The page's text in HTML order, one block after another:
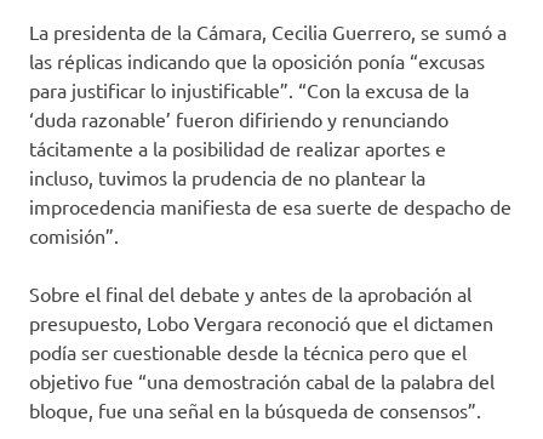
La presidenta de la Cámara, Cecilia Guerrero, se sumó a
las réplicas indicando que la oposición ponía “excusas
para justificar lo injustificable”. “Con la excusa de la
‘duda razonable’ fueron difiriendo y renunciando
tácitamente a la posibilidad de realizar aportes e
incluso, tuvimos la prudencia de no plantear la
improcedencia manifiesta de esa suerte de despacho de
comisión”.
Sobre el final del debate y antes de la aprobación al
presupuesto, Lobo Vergara reconoció que el dictamen
podía ser cuestionable desde la técnica pero que el
objetivo fue “una demostración cabal de la palabra del
bloque, fue una señal en la búsqueda de consensos”.